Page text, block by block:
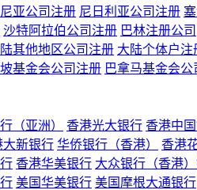
亚公司注册 尼日利亚公司注册
沙特阿拉伯公司注册 巴林注册公司
其他地区公司注册 大陆个体户注
基金会公司注册 巴拿马基金会公
（亚洲） 香港光大银行 香港中
大新银行 华侨银行（香港） 香港
香港华美银行 大众银行（香港
美国华美银行 美国摩根大通银行